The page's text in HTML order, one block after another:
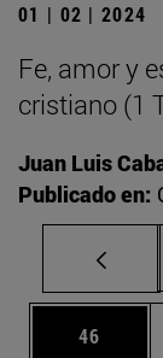
01 | 02 | 2024
Fe, amor y
cristiano (1
Juan Luis
Publicado en:
Página
46